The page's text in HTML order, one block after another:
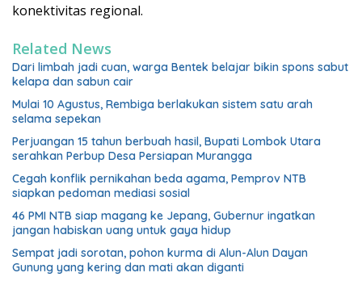
konektivitas regional.
Related News
Dari limbah jadi cuan, warga Bentek belajar bikin spons sabut
kelapa dan sabun cair
Mulai 10 Agustus, Rembiga berlakukan sistem satu arah
selama sepekan
Perjuangan 15 tahun berbuah hasil, Bupati Lombok Utara
serahkan Perbup Desa Persiapan Murangga
Cegah konflik pernikahan beda agama, Pemprov NTB
siapkan pedoman mediasi sosial
46 PMI NTB siap magang ke Jepang, Gubernur ingatkan
jangan habiskan uang untuk gaya hidup
Sempat jadi sorotan, pohon kurma di Alun-Alun Dayan
Gunung yang kering dan mati akan diganti